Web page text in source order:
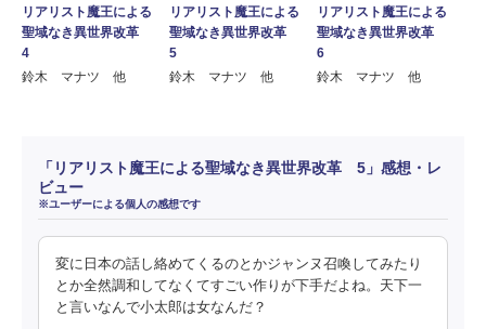
リアリスト魔王による
聖域なき異世界改革
4
鈴木 マナツ 他
リアリスト魔王による
聖域なき異世界改革
5
鈴木 マナツ 他
リアリスト魔王による
聖域なき異世界改革
6
鈴木 マナツ 他
「リアリスト魔王による聖域なき異世界改革 5」感想・レ
ビュー
※ユーザーによる個人の感想です
変に日本の話し絡めてくるのとかジャンヌ召喚してみたり
とか全然調和してなくてすごい作りが下手だよね。天下一
と言いなんで小太郎は女なんだ？